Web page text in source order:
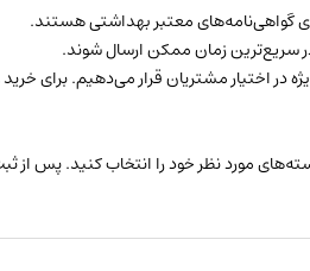
گواهی‌نامه‌های معتبر بهداشتی هستند.
سریع‌ترین زمان ممکن ارسال شوند.
در اختیار مشتریان قرار می‌دهیم. برای
مورد نظر خود را انتخاب کنید. پس